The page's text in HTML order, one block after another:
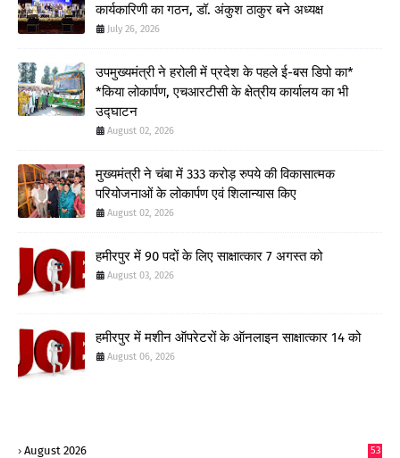
कार्यकारिणी का गठन, डॉ. अंकुश ठाकुर बने अध्यक्ष
July 26, 2026
उपमुख्यमंत्री ने हरोली में प्रदेश के पहले ई-बस डिपो का*
*किया लोकार्पण, एचआरटीसी के क्षेत्रीय कार्यालय का भी
उद्घाटन
August 02, 2026
मुख्यमंत्री ने चंबा में 333 करोड़ रुपये की विकासात्मक
परियोजनाओं के लोकार्पण एवं शिलान्यास किए
August 02, 2026
हमीरपुर में 90 पदों के लिए साक्षात्कार 7 अगस्त को
August 03, 2026
हमीरपुर में मशीन ऑपरेटरों के ऑनलाइन साक्षात्कार 14 को
August 06, 2026
August 2026 53